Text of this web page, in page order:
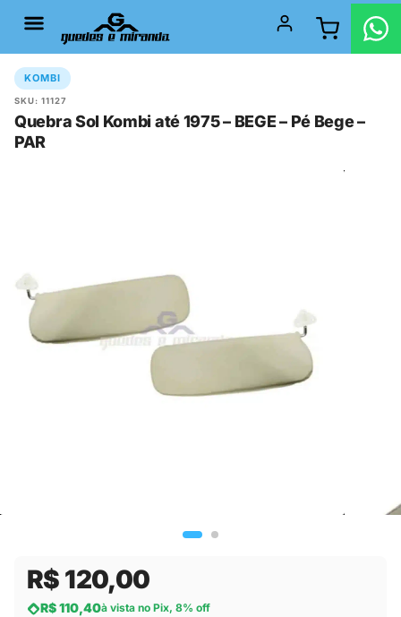
KOMBI
SKU: 11127
Quebra Sol Kombi até 1975 – BEGE – Pé Bege –
PAR
R$ 120,00
R$ 110,40à vista no Pix, 8% off